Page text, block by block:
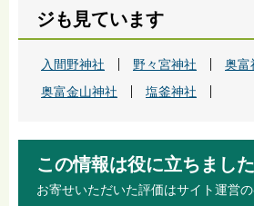
ジも見ています
入間野神社 野々宮神社
奥富
奥富金山神社
塩釜神社
この情報は役に立ちまし
お寄せいただいた評価はサイト運営の